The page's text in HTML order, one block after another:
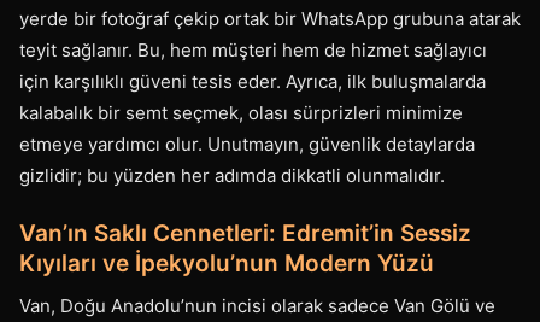
yerde bir fotoğraf çekip ortak bir WhatsApp grubuna atarak
teyit sağlanır. Bu, hem müşteri hem de hizmet sağlayıcı
için karşılıklı güveni tesis eder. Ayrıca, ilk buluşmalarda
kalabalık bir semt seçmek, olası sürprizleri minimize
etmeye yardımcı olur. Unutmayın, güvenlik detaylarda
gizlidir; bu yüzden her adımda dikkatli olunmalıdır.
Van’ın Saklı Cennetleri: Edremit’in Sessiz
Kıyıları ve İpekyolu’nun Modern Yüzü
Van, Doğu Anadolu’nun incisi olarak sadece Van Gölü ve